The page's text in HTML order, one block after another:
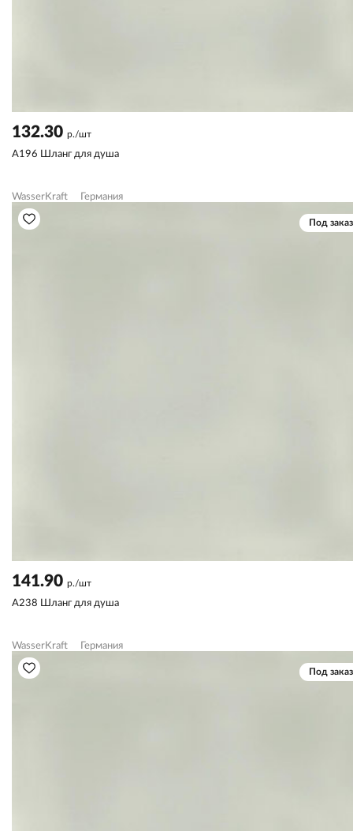
132.30 р./шт
A196 Шланг для душа
WasserKraft Германия
Под заказ
141.90 р./шт
A238 Шланг для душа
WasserKraft Германия
Под заказ